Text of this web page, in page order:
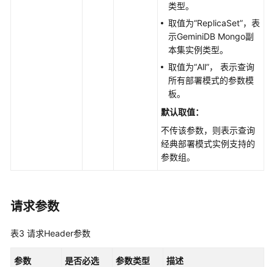
持
域
类型。
取值为“ReplicaSet”，表
示GeminiDB Mongo副
本集实例类型。
取值为“All”， 表示查询
所有部署模式的参数模
板。
默认取值：
不传该参数，则表示查询
经典部署模式实例支持的
参数组。
请求参数
表3 请求Header参数
参数 是否必选 参数类型 描述